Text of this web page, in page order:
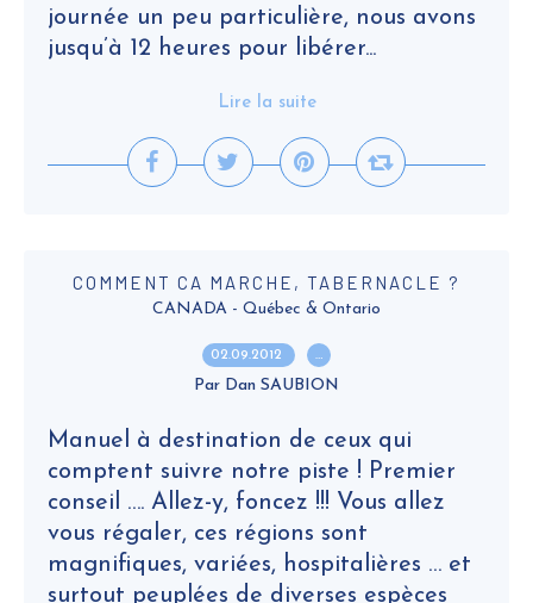
journée un peu particulière, nous avons
jusqu’à 12 heures pour libérer...
Lire la suite
COMMENT CA MARCHE, TABERNACLE ?
CANADA - Québec & Ontario
02.09.2012 …
Par Dan SAUBION
Manuel à destination de ceux qui
comptent suivre notre piste ! Premier
conseil …. Allez-y, foncez !!! Vous allez
vous régaler, ces régions sont
magnifiques, variées, hospitalières … et
surtout peuplées de diverses espèces